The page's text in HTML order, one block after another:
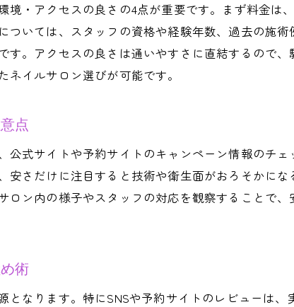
上手いネイルサロンを東京で見つける基準とは
安いネイルサロンのリスクと適正価格の考え方
世田谷区で人気のジェルネイル技術を解説
重視なら世田谷区のネイルサロン情報を活用
ネイルサロン世田谷区で満足度が高い店舗の特徴
ネイルサロン選びで料金だけに惑わされないコツ
リピートしたくなるネイルサロンの魅力とは
ネイルで避けたいNG行為とサロン選びの注意点
・アクセスの良さの4点が重要です。まず料金は
ついては、スタッフの資格や経験年数、過去の施
。アクセスの良さは通いやすさに直結するので
イルサロン選びが可能です。
点
式サイトや予約サイトのキャンペーン情報のチ
さだけに注目すると技術や衛生面がおろそかに
ン内の様子やスタッフの対応を観察することで
術
なります。特にSNSや予約サイトのレビューは